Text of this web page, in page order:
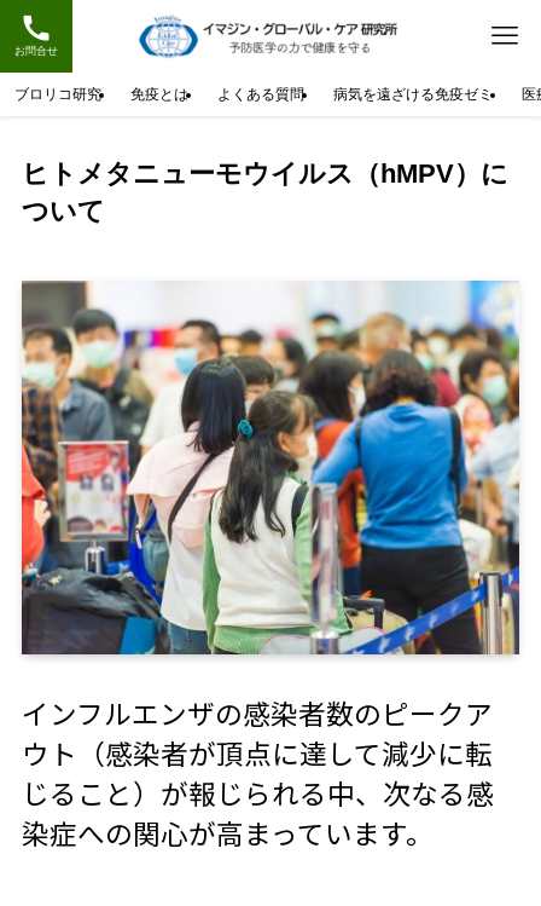
お問合せ
ブロリコ研究 免疫とは よくある質問 病気を遠ざける免疫ゼミ 医
ヒトメタニューモウイルス（hMPV）に
ついて
インフルエンザの感染者数のピークア
ウト（感染者が頂点に達して減少に転
じること）が報じられる中、次なる感
染症への関心が高まっています。